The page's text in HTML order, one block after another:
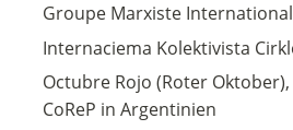
Groupe Marxiste
Internaciema Kolektivista
Octubre Rojo (Roter
CoReP in Argentinien